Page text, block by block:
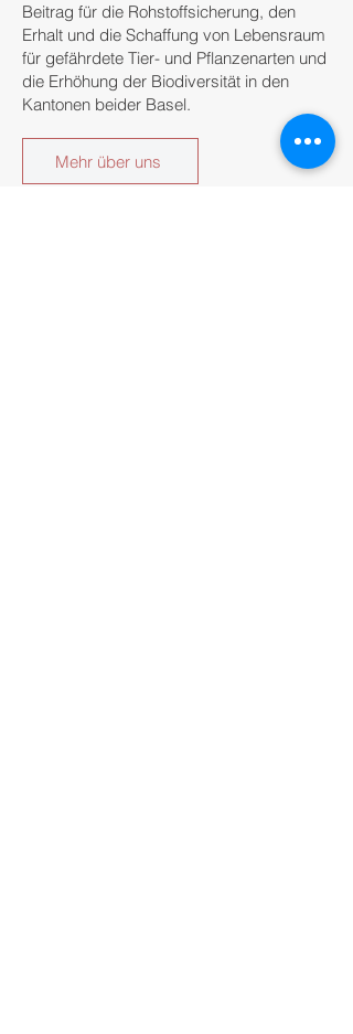
Beitrag für die Rohstoffsicherung, den
Erhalt und die Schaffung von Lebensraum
für gefährdete Tier- und Pflanzenarten und
die Erhöhung der Biodiversität in den
Kantonen beider Basel.
Mehr über uns